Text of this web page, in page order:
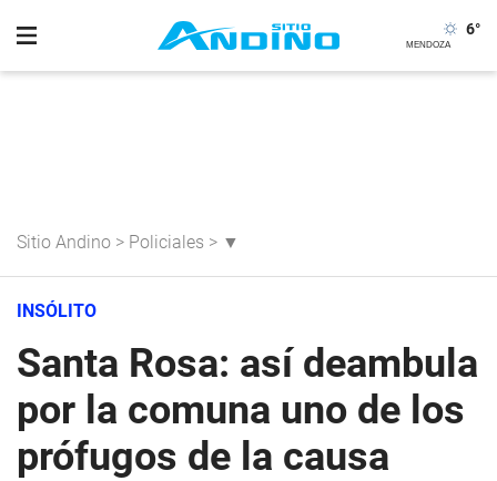
6°
Sitio Andino > Policiales > ▼
INSÓLITO
Santa Rosa: así deambula
por la comuna uno de los
prófugos de la causa